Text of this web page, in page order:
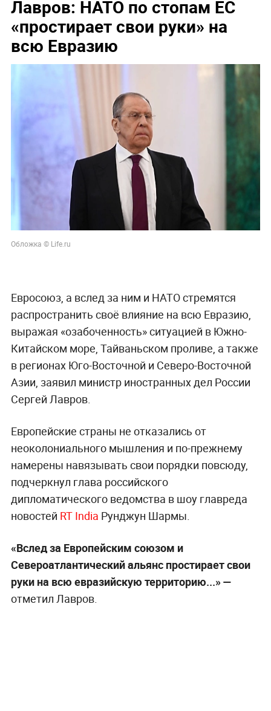
Лавров: НАТО по стопам ЕС
«простирает свои руки» на
всю Евразию
Обложка © Life.ru
Евросоюз, а вслед за ним и НАТО стремятся
распространить своё влияние на всю Евразию,
выражая «озабоченность» ситуацией в Южно-
Китайском море, Тайваньском проливе, а также
в регионах Юго-Восточной и Северо-Восточной
Азии, заявил министр иностранных дел России
Сергей Лавров.
Европейские страны не отказались от
неоколониального мышления и по-прежнему
намерены навязывать свои порядки повсюду,
подчеркнул глава российского
дипломатического ведомства в шоу главреда
новостей RT India Рунджун Шармы.
«Вслед за Европейским союзом и
Североатлантический альянс простирает свои
руки на всю евразийскую территорию...» —
отметил Лавров.